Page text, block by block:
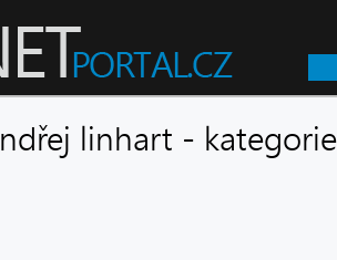
linhart -